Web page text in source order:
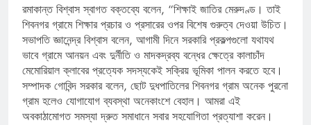
রমাকান্ত বিশ্বাস স্বাগত বক্তব্যে বলেন, “শিক্ষাই জাতির মেরুদণ্ড। তাই
শিবনগর গ্রামে শিক্ষার প্রচার ও প্রসারের ওপর বিশেষ গুরুত্ব দেওয়া উচিত।
সভাপতি জ্ঞানেন্দ্র বিশ্বাস বলেন, আগামী দিনে সরকারি প্রকল্পগুলো যথাযথ
ভাবে গ্রামে আনয়ন এবং দুর্নীতি ও মাদকদ্রব্য বন্ধের ক্ষেত্রে কালাচাঁদ
মেমোরিয়াল ক্লাবের প্রত্যেক সদস্যকেই সক্রিয় ভূমিকা পালন করতে হবে।
সম্পাদক গোবিন্দ সরকার বলেন, ছোট দুধপাতিলের শিবনগর গ্রাম অনেক পুরনো
গ্রাম হলেও যোগাযোগ ব্যবস্থা অনেকাংশে বেহাল। আমরা এই
অবকাঠামোগত সমস্যা দ্রুত সমাধানে সবার সহযোগিতা প্রত্যাশা করেন।